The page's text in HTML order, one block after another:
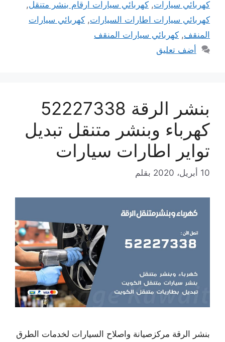
كهربائي سيارات, كهربائي سيارات ارقام بنشر متنقل,
كهربائي سيارات اطارات السيارات, كهربائي سيارات
المنقف, كهربائي سيارات المنقف
أضف تعليق
بنشر الرقة 52227338
كهرباء وبنشر متنقل تبديل
تواير اطارات سيارات
10 أبريل، 2020 بقلم
بنشر الرقة مركزصيانة واصلاح السيارات لخدمات الطرق